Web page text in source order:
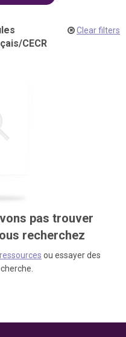
/CECR
Clear filters
pas trouver
recherchez
ou essayer des